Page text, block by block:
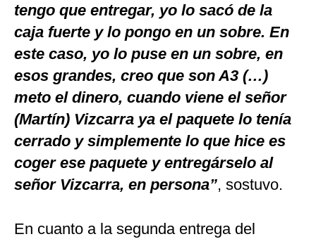
tengo que entregar, yo lo sacó de la
caja fuerte y lo pongo en un sobre. En
este caso, yo lo puse en un sobre, en
esos grandes, creo que son A3 (…)
meto el dinero, cuando viene el señor
(Martín) Vizcarra ya el paquete lo tenía
cerrado y simplemente lo que hice es
coger ese paquete y entregárselo al
señor Vizcarra, en persona”, sostuvo.
En cuanto a la segunda entrega del